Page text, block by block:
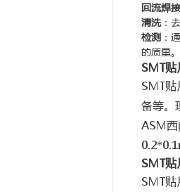
回流焊接
清洗：
检测 ：
的质量。
SMT
SMT
备等。
ASM
SMT贴
SMT贴